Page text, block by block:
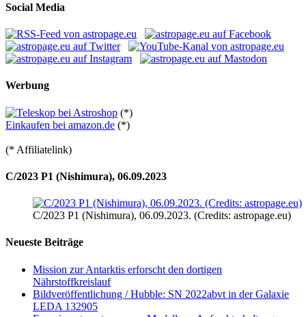
Social Media
Werbung
(*)
Einkaufen bei amazon.de (*)
(* Affiliatelink)
C/2023 P1 (Nishimura), 06.09.2023
C/2023 P1 (Nishimura), 06.09.2023. (Credits: astropage.eu)
Neueste Beiträge
Mission zur Antarktis erforscht den dortigen
Nährstoffkreislauf
Bildveröffentlichung / Hubble: SN 2022abvt in der Galaxie
LEDA 132905